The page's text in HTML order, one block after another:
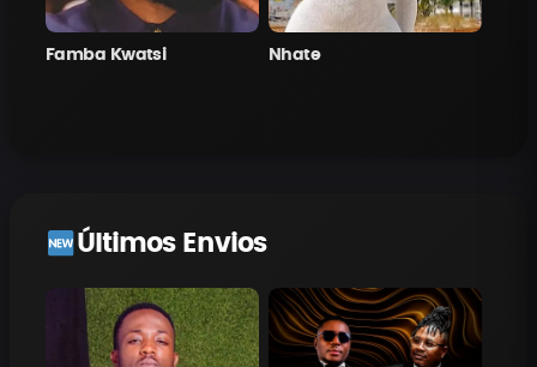
Famba Kwatsi Nhate
Últimos Envios